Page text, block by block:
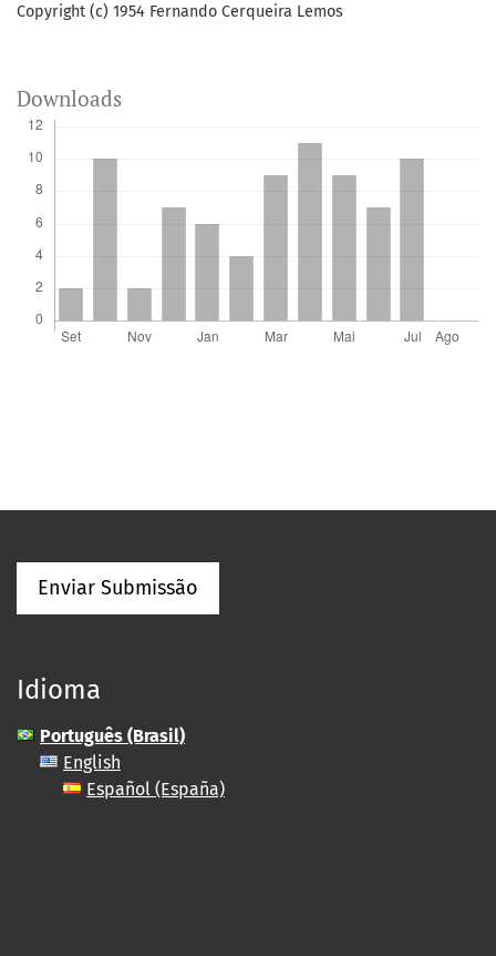
Copyright (c) 1954 Fernando Cerqueira Lemos
Downloads
Enviar Submissão
Idioma
Português (Brasil)
English
Español (España)